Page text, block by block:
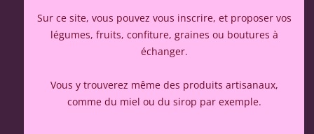
Sur ce site, vous pouvez vous inscrire, et proposer vos
légumes, fruits, confiture, graines ou boutures à
échanger.
Vous y trouverez même des produits artisanaux,
comme du miel ou du sirop par exemple.